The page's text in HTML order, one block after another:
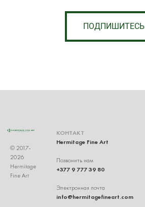
ПОДПИШИТЕСЬ
© 2017-
2026
Hermitage
Fine Art
КОНТАКТ
Hermitage Fine Art
Позвонить нам
+377 9 777 39 80
Электронная почта
info@hermitagefineart.com